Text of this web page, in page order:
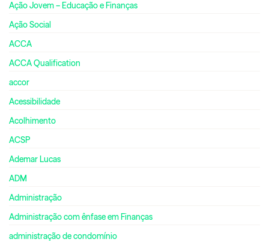
Ação Jovem – Educação e Finanças
Ação Social
ACCA
ACCA Qualification
accor
Acessibilidade
Acolhimento
ACSP
Ademar Lucas
ADM
Administração
Administração com ênfase em Finanças
administração de condomínio